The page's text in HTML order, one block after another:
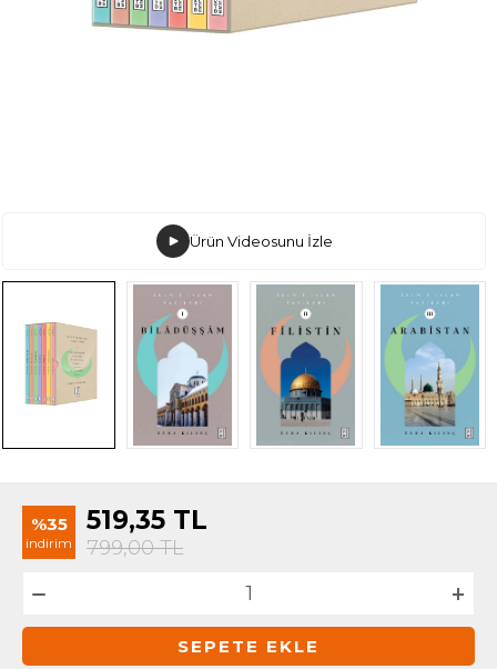
Ürün Videosunu İzle
%35
indirim
519,35 TL
799,00TL
SEPETE EKLE